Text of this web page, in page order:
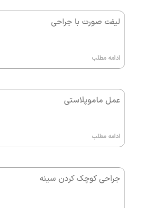
لیفت صورت با جراحی
ادامه مطلب
عمل ماموپلاستی
ادامه مطلب
جراحی کوچک کردن سینه